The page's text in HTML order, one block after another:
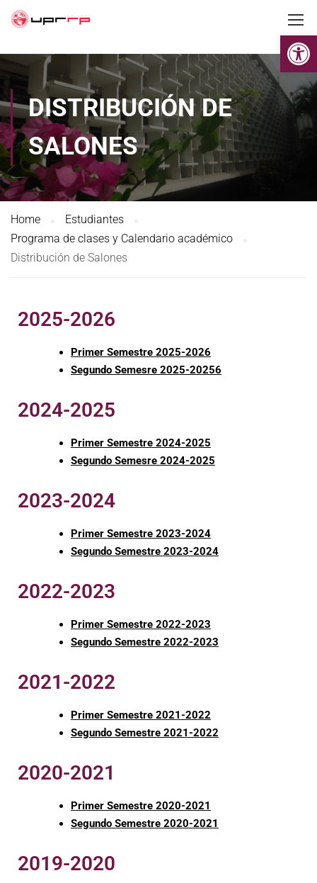
DISTRIBUCIÓN DE
SALONES
Home
Estudiantes
Programa de clases y Calendario académico
Distribución de Salones
2025-2026
Primer Semestre 2025-2026
Segundo Semesre 2025-20256
2024-2025
Primer Semestre 2024-2025
Segundo Semesre 2024-2025
2023-2024
Primer Semestre 2023-2024
Segundo Semestre 2023-2024
2022-2023
Primer Semestre 2022-2023
Segundo Semestre 2022-2023
2021-2022
Primer Semestre 2021-2022
Segundo Semestre 2021-2022
2020-2021
Primer Semestre 2020-2021
Segundo Semestre 2020-2021
2019-2020